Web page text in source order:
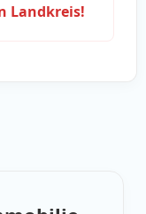
Landkreis!